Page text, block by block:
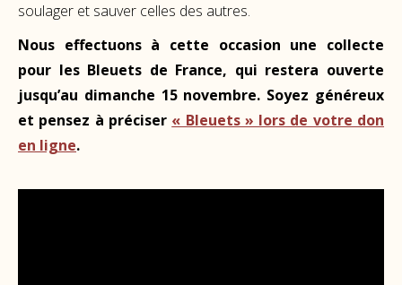
soulager et sauver celles des autres.
Nous effectuons à cette occasion une collecte
pour les Bleuets de France, qui restera ouverte
jusqu’au dimanche 15 novembre. Soyez généreux
et pensez à préciser « Bleuets » lors de votre don
en ligne.